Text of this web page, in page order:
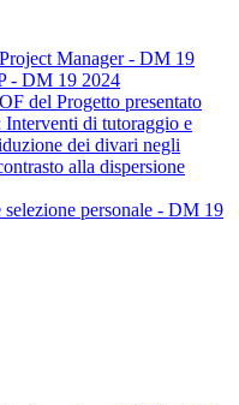
Manager - DM 19
- DM 19 2024
del Progetto presentato
di tutoraggio e
dei divari negli
alla dispersione
personale - DM 19